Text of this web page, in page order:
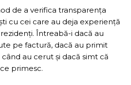
de a verifica transparența
cu cei care au deja experiență
Întreabă-i dacă au
pe factură, dacă au primit
au cerut și dacă simt că
primesc.